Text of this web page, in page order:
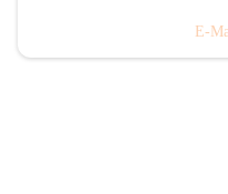
E-